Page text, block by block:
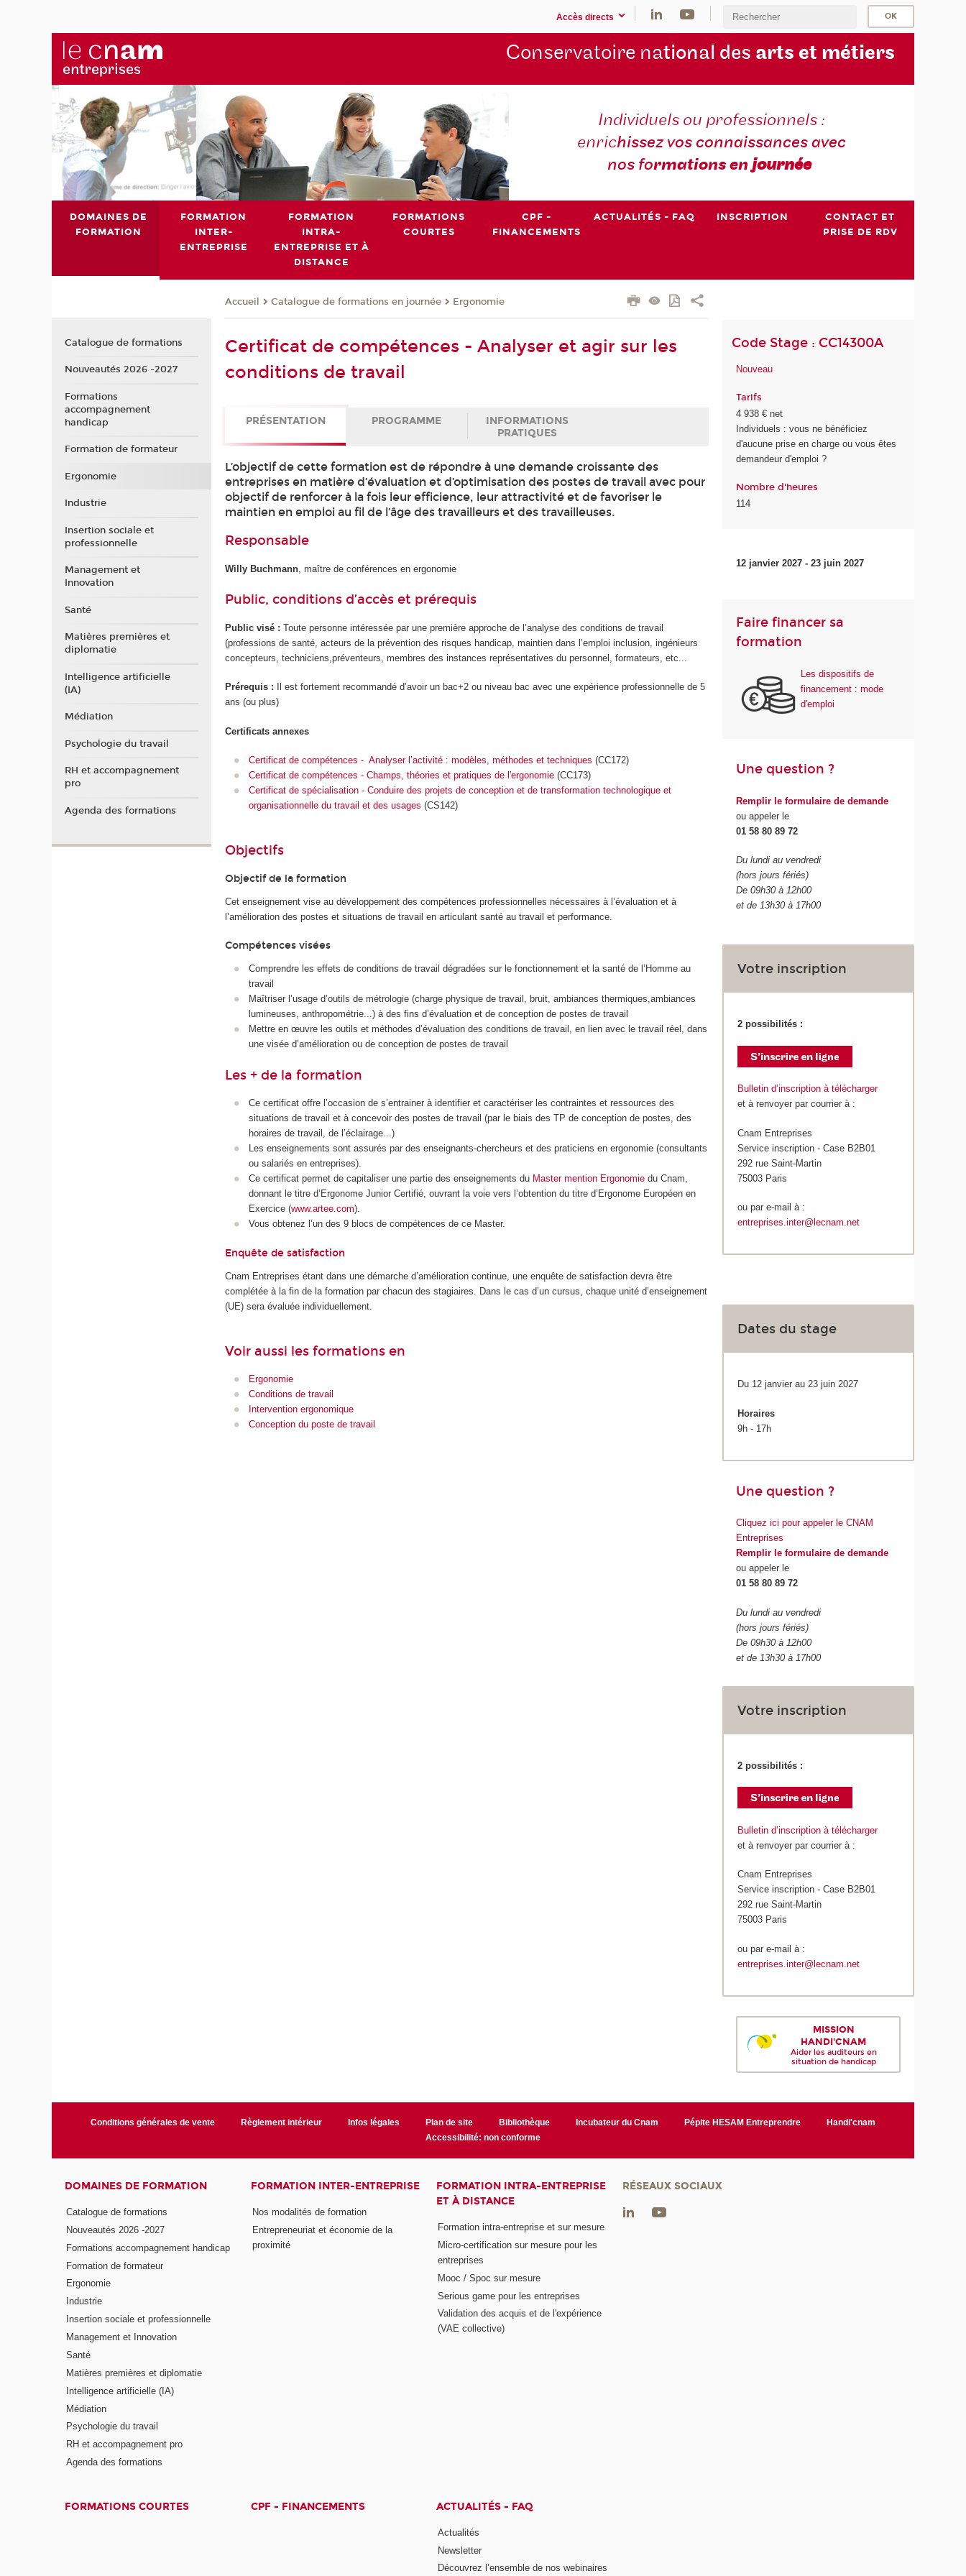
Accès directs
Conservatoire national des arts et métiers
Individuels ou professionnels :
enrichissez vos connaissances avec
nos formations enjournée
DOMAINES DE
FORMATION
FORMATION
INTER-
ENTREPRISE
FORMATION
INTRA-
ENTREPRISE ET À
DISTANCE
FORMATIONS
COURTES
CPF -
FINANCEMENTS
ACTUALITÉS - FAQ INSCRIPTION
CONTACT ET
PRISE DE RDV
Accueil Catalogue de formations en journée Ergonomie
Certificat de compétences - Analyser et agir sur les
conditions de travail
PRÉSENTATION PROGRAMME
INFORMATIONS
PRATIQUES
L’objectif de cette formation est de répondre à une demande croissante des
entreprises en matière d’évaluation et d’optimisation des postes de travail avec pour
objectif de renforcer à la fois leur efficience, leur attractivité et de favoriser le
maintien en emploi au fil de l’âge des travailleurs et des travailleuses.
Responsable
Willy Buchmann , maître de conférences en ergonomie
Public, conditions d’accès et prérequis
Public visé : Toute personne intéressée par une première approche de l’analyse des conditions de travail
(professions de santé, acteurs de la prévention des risques handicap, maintien dans l’emploi inclusion, ingénieurs
concepteurs, techniciens,préventeurs, membres des instances représentatives du personnel, formateurs, etc...
Prérequis :
Il est fortement recommandé d’avoir un bac+2 ou niveau bac avec une expérience professionnelle de 5
ans (ou plus)
Certificats annexes
Certificat de compétences - Analyser l’activité : modèles, méthodes et techniques (CC172)
Certificat de compétences - Champs, théories et pratiques de l'ergonomie(CC173)
Certificat de spécialisation - Conduire des projets de conception et de transformation technologique et
organisationnelle du travail et des usages (CS142)
Objectifs
Objectif de la formation
Cet enseignement vise au développement des compétences professionnelles nécessaires à l’évaluation et à
l’amélioration des postes et situations de travail en articulant santé au travail et performance.
Compétences visées
Comprendre les effets de conditions de travail dégradées sur le fonctionnement et la santé de l’Homme au
travail
Maîtriser l’usage d’outils de métrologie (charge physique de travail, bruit, ambiances thermiques,ambiances
lumineuses, anthropométrie...) à des fins d’évaluation et de conception de postes de travail
Mettre en œuvre les outils et méthodes d’évaluation des conditions de travail, en lien avec le travail réel, dans
une visée d’amélioration ou de conception de postes de travail
Les + de la formation
Ce certificat offre l’occasion de s’entrainer à identifier et caractériser les contraintes et ressources des
situations de travail et à concevoir des postes de travail (par le biais des TP de conception de postes, des
horaires de travail, de l’éclairage...)
Les enseignements sont assurés par des enseignants-chercheurs et des praticiens en ergonomie (consultants
ou salariés en entreprises).
Ce certificat permet de capitaliser une partie des enseignements du Master mention Ergonomiedu Cnam,
donnant le titre d’Ergonome Junior Certifié, ouvrant la voie vers l’obtention du titre d’Ergonome Européen en
Exercice (www.artee.com).
Vous obtenez l’un des 9 blocs de compétences de ce Master.
Enquête de satisfaction
Cnam Entreprises étant dans une démarche d’amélioration continue, une enquête de satisfaction devra être
complétée à la fin de la formation par chacun des stagiaires. Dans le cas d’un cursus, chaque unité d’enseignement
(UE) sera évaluée individuellement.
Voir aussi les formations en
Ergonomie
Conditions de travail
Intervention ergonomique
Conception du poste de travail
Code Stage : CC14300A
Nouveau
Tarifs
4 938 € net
Individuels : vous ne bénéficiez
d'aucune prise en charge ou vous êtes
demandeur d'emploi ?
Nombre d'heures
114
12 janvier 2027 - 23 juin 2027
Faire financer sa
formation
Les dispositifs de
financement : mode
d'emploi
Une question ?
Remplir le formulaire de demande
ou appeler le
01 58 80 89 72
Du lundi au vendredi
(hors jours fériés)
De 09h30 à 12h00
et de 13h30 à 17h00
Votre inscription
2 possibilités :
Bulletin d’inscription à télécharger
et à renvoyer par courrier à :
Cnam Entreprises
Service inscription - Case B2B01
292 rue Saint-Martin
75003 Paris
ou par e-mail à :
entreprises.inter@lecnam.net
Dates du stage
Du 12 janvier au 23 juin 2027
Horaires
9h - 17h
Une question ?
Cliquez ici pour appeler le CNAM
Entreprises
Remplir le formulaire de demande
ou appeler le
01 58 80 89 72
Du lundi au vendredi
(hors jours fériés)
De 09h30 à 12h00
et de 13h30 à 17h00
Votre inscription
2 possibilités :
Bulletin d’inscription à télécharger
et à renvoyer par courrier à :
Cnam Entreprises
Service inscription - Case B2B01
292 rue Saint-Martin
75003 Paris
ou par e-mail à :
entreprises.inter@lecnam.net
MISSION
HANDI'CNAM
Aider les auditeurs en
situation de handicap
Catalogue de formations
Nouveautés 2026 -2027
Formations
accompagnement
handicap
Formation de formateur
Ergonomie
Industrie
Insertion sociale et
professionnelle
Management et
Innovation
Santé
Matières premières et
diplomatie
Intelligence artificielle
(IA)
Médiation
Psychologie du travail
RH et accompagnement
pro
Agenda des formations
Conditions générales de vente Règlement intérieur Infos légales Plan de site Bibliothèque Incubateur du Cnam Pépite HESAM Entreprendre
Handi'cnam
Accessibilité: non conforme
DOMAINES DE FORMATION
Catalogue de formations
Nouveautés 2026 -2027
Formations accompagnement handicap
Formation de formateur
Ergonomie
Industrie
Insertion sociale et professionnelle
Management et Innovation
Santé
Matières premières et diplomatie
Intelligence artificielle (IA)
Médiation
Psychologie du travail
RH et accompagnement pro
Agenda des formations
FORMATION INTER-ENTREPRISE
Nos modalités de formation
Entrepreneuriat et économie de la
proximité
FORMATION INTRA-ENTREPRISE
ET À DISTANCE
Formation intra-entreprise et sur mesure
Micro-certification sur mesure pour les
entreprises
Mooc / Spoc sur mesure
Serious game pour les entreprises
Validation des acquis et de l'expérience
(VAE collective)
FORMATIONS COURTES CPF - FINANCEMENTS ACTUALITÉS - FAQ
Actualités
Newsletter
Découvrez l’ensemble de nos webinaires
RÉSEAUX SOCIAUX